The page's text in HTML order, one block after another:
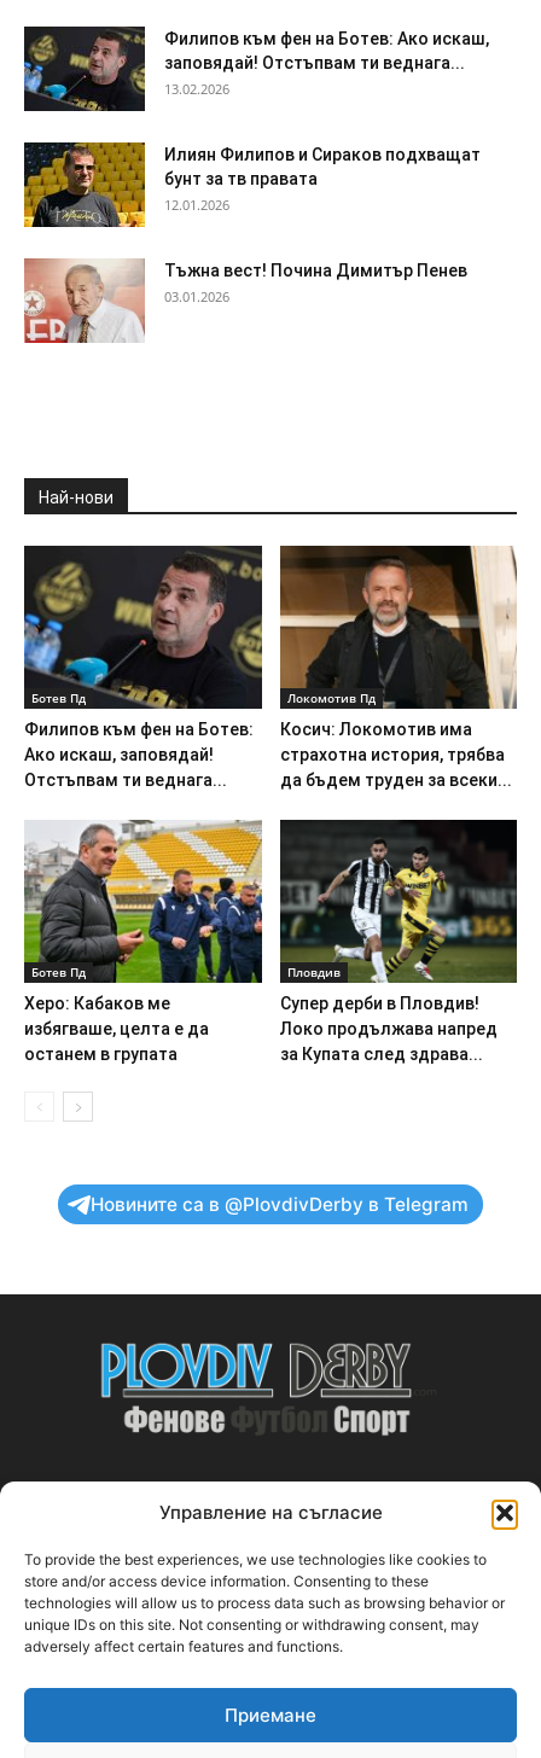
Управление на съгласие
To provide the best experiences, we use technologies like cookies to
store and/or access device information. Consenting to these
technologies will allow us to process data such as browsing behavior or
unique IDs on this site. Not consenting or withdrawing consent, may
adversely affect certain features and functions.
Приемане
Филипов към фен на Ботев: Ако искаш,
заповядай! Отстъпвам ти веднага...
13.02.2026
Илиян Филипов и Сираков подхващат
бунт за тв правата
12.01.2026
Тъжна вест! Почина Димитър Пенев
03.01.2026
Най-нови
Ботев Пд
Филипов към фен на Ботев:
Ако искаш, заповядай!
Отстъпвам ти веднага...
Локомотив Пд
Косич: Локомотив има
страхотна история, трябва
да бъдем труден за всеки...
Ботев Пд
Херо: Кабаков ме
избягваше, целта е да
останем в групата
Пловдив
Супер дерби в Пловдив!
Локо продължава напред
за Купата след здрава...
Новините са в @PlovdivDerby в Telegram
ABOUT US
PlovdivDerby.com е първата пловдивска изцяло футболна
медия!
Свържи се с нас:plovdivderby.com@gmail.com
FOLLOW US